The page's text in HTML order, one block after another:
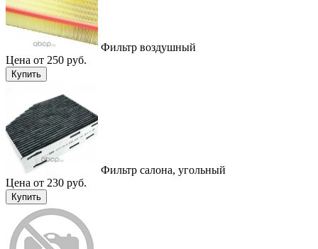
Фильтр воздушный
Цена от 250 руб.
Купить
Фильтр салона, угольный
Цена от 230 руб.
Купить